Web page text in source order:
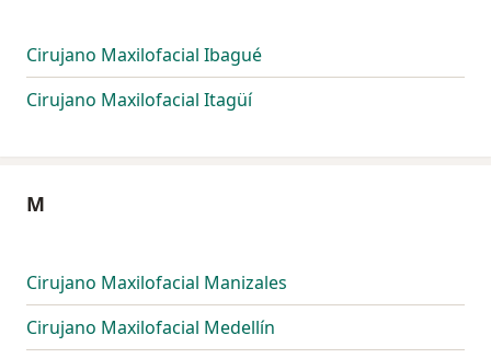
Cirujano Maxilofacial Ibagué
Cirujano Maxilofacial Itagüí
M
Cirujano Maxilofacial Manizales
Cirujano Maxilofacial Medellín